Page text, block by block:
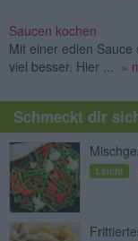
Saucen kochen
Mit einer edlen
viel besser. Hier ...
»
Schmeckt dir
Leicht